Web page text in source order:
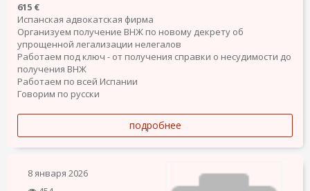
615 €
Испанская адвокатская фирма
Организуем получение ВНЖ по новому декрету об
упрощенной легализации нелегалов
Работаем под ключ - от получения справки о несудимости до
получения ВНЖ
Работаем по всей Испании
Говорим по русски
подробнее
8 января 2026